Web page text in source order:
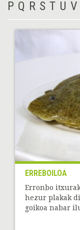
P Q R S T U V
ERREBOILOA
Erronbo
hezur plakak
goikoa nabar